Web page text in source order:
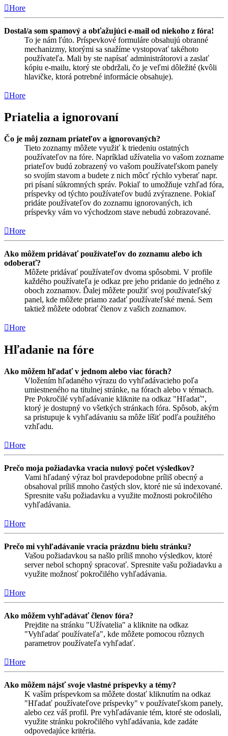
Hore
Dostal/a som spamový a obťažujúci e-mail od niekoho z fóra!
To je nám ľúto. Príspevkové formuláre obsahujú obranné
mechanizmy, ktorými sa snažíme vystopovať takéhoto
používateľa. Mali by ste napísať administrátorovi a zaslať
kópiu e-mailu, ktorý ste obdržali, čo je veľmi dôležité (kvôli
hlavičke, ktorá potrebné informácie obsahuje).
Hore
Priatelia a ignorovaní
Čo je môj zoznam priateľov a ignorovaných?
Tieto zoznamy môžete využiť k triedeniu ostatných
používateľov na fóre. Napríklad užívatelia vo vašom zozname
priateľov budú zobrazený vo vašom používateľskom panely
so svojím stavom a budete z nich môcť rýchlo vyberať napr.
pri písaní súkromných správ. Pokiaľ to umožňuje vzhľad fóra,
príspevky od týchto používateľov budú zvýraznene. Pokiaľ
pridáte používateľov do zoznamu ignorovaných, ich
príspevky vám vo východzom stave nebudú zobrazované.
Hore
Ako môžem pridávať používateľov do zoznamu alebo ich
odoberať?
Môžete pridávať používateľov dvoma spôsobmi. V profile
každého používateľa je odkaz pre jeho pridanie do jedného z
oboch zoznamov. Ďalej môžete použiť svoj používateľský
panel, kde môžete priamo zadať používateľské mená. Sem
taktiež môžete odobrať členov z vašich zoznamov.
Hore
Hľadanie na fóre
Ako môžem hľadať v jednom alebo viac fórach?
Vložením hľadaného výrazu do vyhľadávacieho poľa
umiestneného na titulnej stránke, na fórach alebo v témach.
Pre Pokročilé vyhľadávanie kliknite na odkaz "Hľadať",
ktorý je dostupný vo všetkých stránkach fóra. Spôsob, akým
sa pristupuje k vyhľadávaniu sa môže líšiť podľa použitého
vzhľadu.
Hore
Prečo moja požiadavka vracia nulový počet výsledkov?
Vami hľadaný výraz bol pravdepodobne príliš obecný a
obsahoval príliš mnoho častých slov, ktoré nie sú indexované.
Spresnite vašu požiadavku a využite možnosti pokročilého
vyhľadávania.
Hore
Prečo mi vyhľadávanie vracia prázdnu bielu stránku?
Vašou požiadavkou sa našlo príliš mnoho výsledkov, ktoré
server nebol schopný spracovať. Spresnite vašu požiadavku a
využite možnosť pokročilého vyhľadávania.
Hore
Ako môžem vyhľadávať členov fóra?
Prejdite na stránku "Užívatelia" a kliknite na odkaz
"Vyhľadať používateľa", kde môžete pomocou rôznych
parametrov používateľa vyhľadať.
Hore
Ako môžem nájsť svoje vlastné príspevky a témy?
K vaším príspevkom sa môžete dostať kliknutím na odkaz
"Hľadať používateľove príspevky" v používateľskom panely,
alebo cez váš profil. Pre vyhľadávanie tém, ktoré ste odoslali,
využite stránku pokročilého vyhľadávania, kde zadáte
odpovedajúce kritéria.